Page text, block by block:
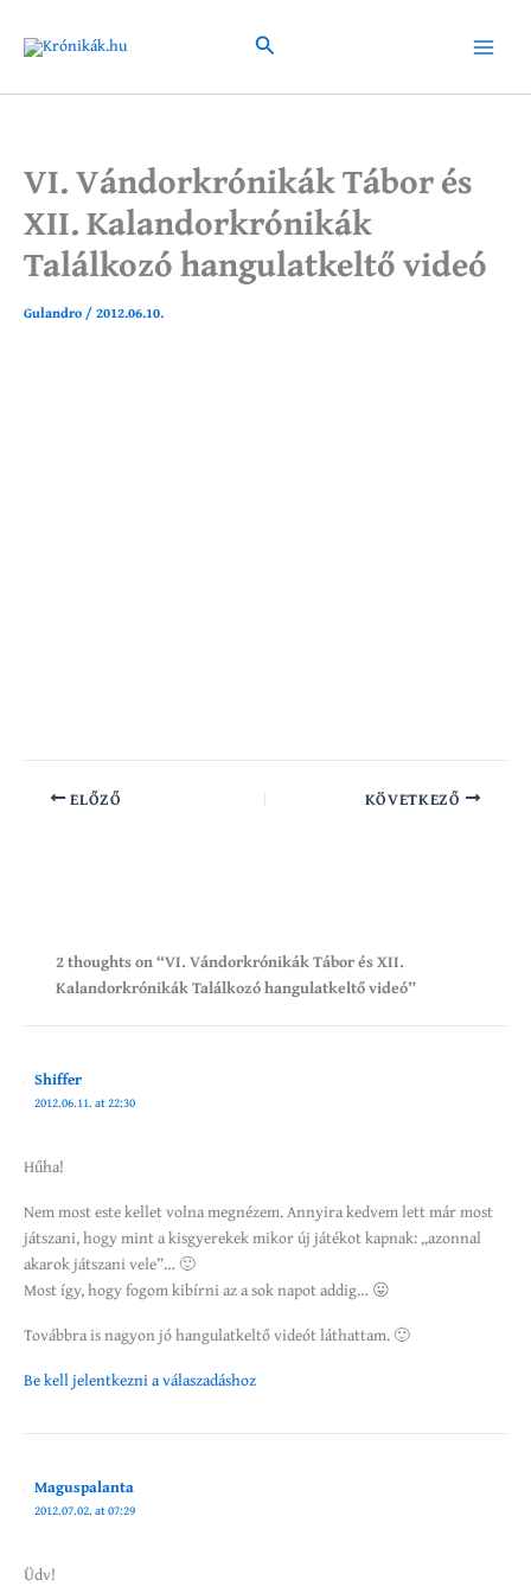
content
Search
Main
VI. Vándorkrónikák Tábor és
XII. Kalandorkrónikák
Találkozó hangulatkeltő videó
Gulandro /2012.06.10.
ELŐZŐ KÖVETKEZŐ
2 thoughts on “VI. Vándorkrónikák Tábor és XII.
Kalandorkrónikák Találkozó hangulatkeltő videó”
Shiffer
2012.06.11. at 22:30
Hűha!
Nem most este kellet volna megnézem. Annyira kedvem lett már most
játszani, hogy mint a kisgyerekek mikor új játékot kapnak: „azonnal
akarok játszani vele”… 🙂
Most így, hogy fogom kibírni az a sok napot addig… 😛
Továbbra is nagyon jó hangulatkeltő videót láthattam. 🙂
Be kell jelentkezni a válaszadáshoz
Maguspalanta
2012.07.02. at 07:29
Üdv!